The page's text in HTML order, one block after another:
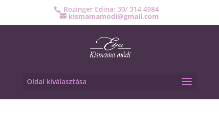
Rozinger Edina: 30/ 314 4984
kismamamodi@gmail.com
Oldal kiválasztása